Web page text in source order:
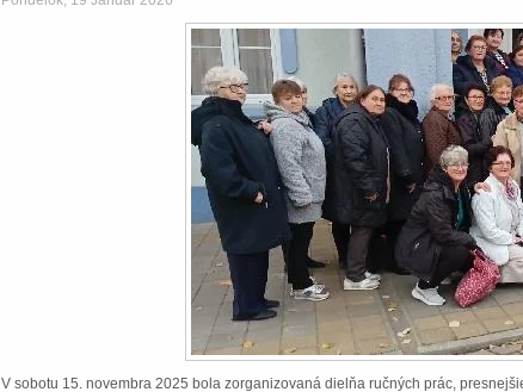
V sobotu 15. novembra 2025 bola zorganizovaná dielňa ručných prác,